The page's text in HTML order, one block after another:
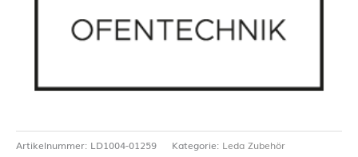
Artikelnummer: LD1004-01259 Kategorie: Leda Zubehör